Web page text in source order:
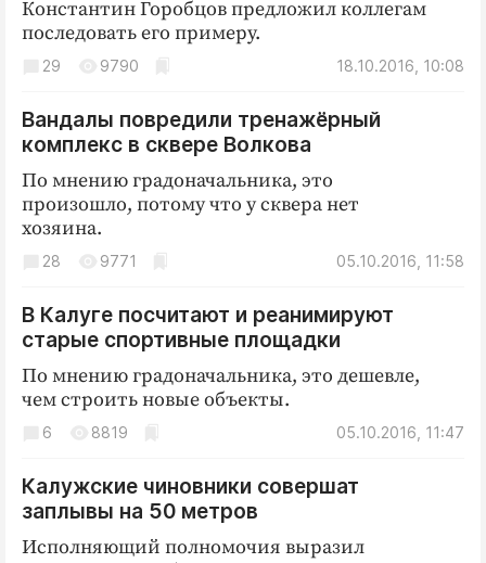
Происшествия
Спорт
ПРОЕКТЫ
Блоги
Издания
Клиника года
Бренд года
Работодатель года
Константин Горобцов предложил коллегам
последовать его примеру.
18.10.2016, 10:08
29 9790
Вандалы повредили тренажёрный
комплекс в сквере Волкова
По мнению градоначальника, это
произошло, потому что у сквера нет
хозяина.
05.10.2016, 11:58
28 9771
В Калуге посчитают и реанимируют
старые спортивные площадки
По мнению градоначальника, это дешевле,
чем строить новые объекты.
05.10.2016, 11:47
6 8819
Калужские чиновники совершат
заплывы на 50 метров
Исполняющий полномочия выразил